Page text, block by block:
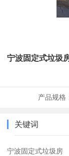
宁波固定式垃圾
产品规格
关键词
宁波固定式垃圾房